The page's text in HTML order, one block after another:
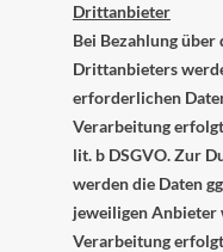
Drittanbieter
Bei Bezahlung über
Drittanbieters
erforderlichen
Verarbeitung
lit. b DSGVO. Zur
werden die Daten
jeweiligen Anbieter
Verarbeitung